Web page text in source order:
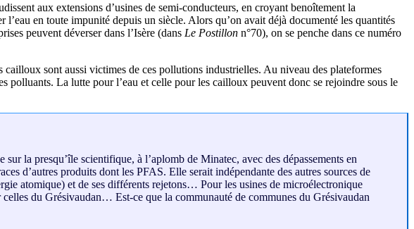
aux extensions d’usines de semi-conducteurs, en croyant benoîtement la
en toute impunité depuis un siècle. Alors qu’on avait déjà documenté les quantités
peuvent déverser dans l’Isère (dans Le Postillon n°70), on se penche dans ce numéro
sont aussi victimes de ces pollutions industrielles. Au niveau des plateformes
polluants. La lutte pour l’eau et celle pour les cailloux peuvent donc se rejoindre sous le
la presqu’île scientifique, à l’aplomb de Minatec, avec des dépassements en
d’autres produits dont les PFAS. Elle serait indépendante des autres sources de
atomique) et de ses différents rejetons… Pour les usines de microélectronique
du Grésivaudan… Est-ce que la communauté de communes du Grésivaudan